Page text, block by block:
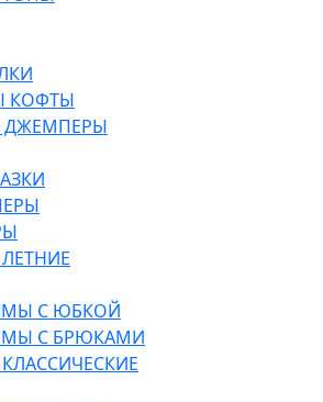
КОФТЫ
ДЖЕМПЕРЫ
С ЮБКОЙ
С БРЮКАМИ